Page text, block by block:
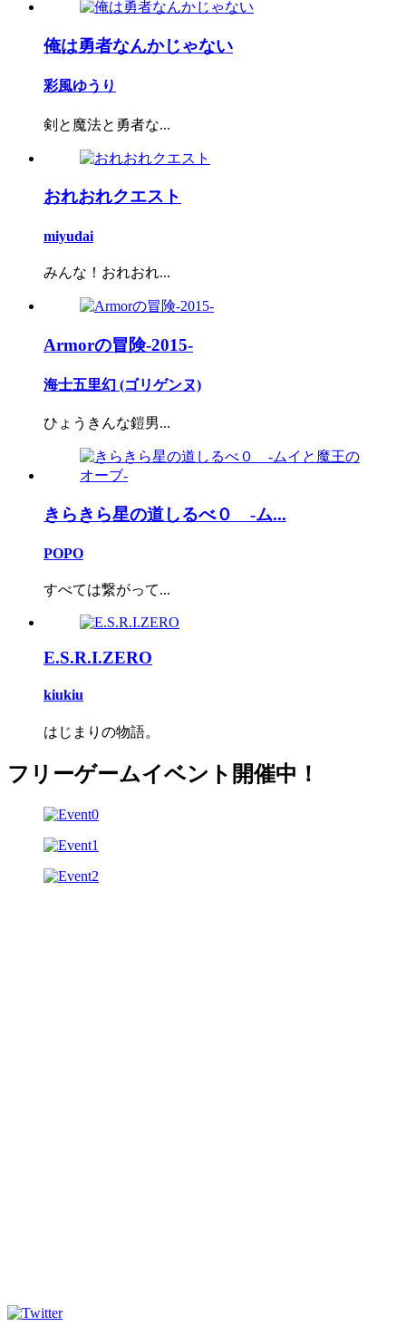
俺は勇者なんかじゃない
彩風ゆうり
剣と魔法と勇者な...
おれおれクエスト
miyudai
みんな！おれおれ...
Armorの冒険-2015-
海士五里幻 (ゴリゲンヌ)
ひょうきんな鎧男...
きらきら星の道しるべ０ -ム...
POPO
すべては繋がって...
E.S.R.I.ZERO
kiukiu
はじまりの物語。
フリーゲームイベント開催中！